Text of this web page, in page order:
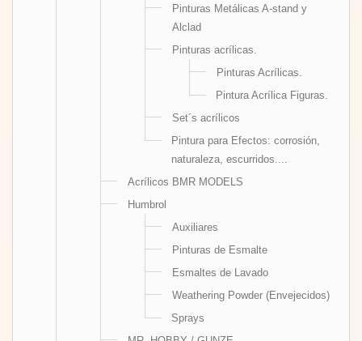
Pinturas Metálicas A-stand y
Alclad
Pinturas acrílicas.
Pinturas Acrílicas.
Pintura Acrílica Figuras.
Set´s acrílicos
Pintura para Efectos: corrosión,
naturaleza, escurridos....
Acrílicos BMR MODELS
Humbrol
Auxiliares
Pinturas de Esmalte
Esmaltes de Lavado
Weathering Powder (Envejecidos)
Sprays